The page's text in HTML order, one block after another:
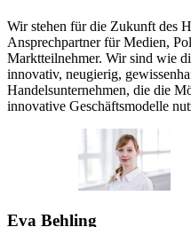
Wir stehen für die Zukunft des
Ansprechpartner für Medien,
Marktteilnehmer. Wir sind wie
innovativ, neugierig,
Handelsunternehmen, die die
innovative Geschäftsmodelle
Eva Behling